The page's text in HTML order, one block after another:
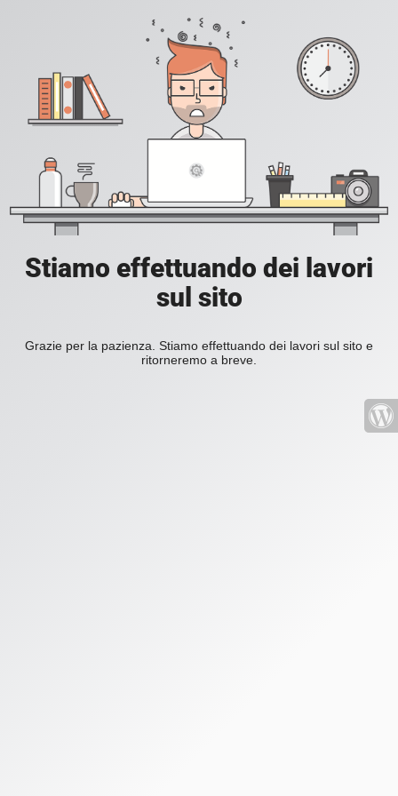
Stiamo effettuando dei lavori
sul sito
Grazie per la pazienza. Stiamo effettuando dei lavori sul sito e
ritorneremo a breve.